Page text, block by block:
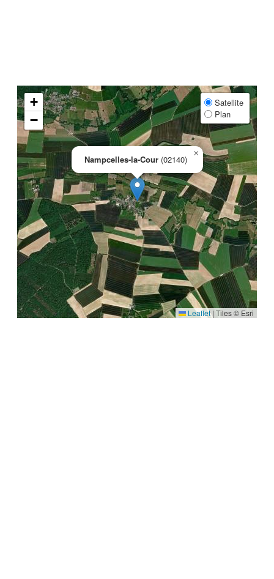
Nampcelles-la-Cour (02140)
×
+
−
Satellite
Plan
Leaflet | Tiles © Esri